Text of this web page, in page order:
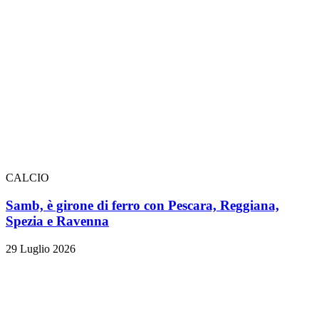
CALCIO
Samb, è girone di ferro con Pescara, Reggiana,
Spezia e Ravenna
29 Luglio 2026